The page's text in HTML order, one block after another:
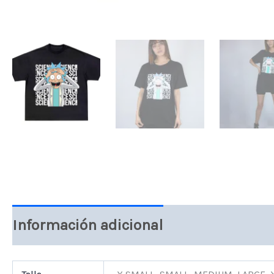
Información adicional